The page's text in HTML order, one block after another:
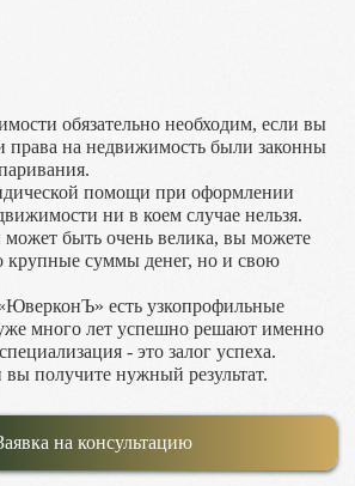
обязательно необходим, если вы
права на недвижимость были законны
помощи при оформлении
ни в коем случае нельзя.
быть очень велика, вы можете
крупные суммы денег, но и свою
есть узкопрофильные
много лет успешно решают именно
- это залог успеха.
вы получите нужный результат.
на консультацию